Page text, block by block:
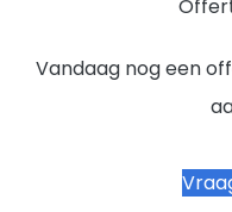
Vandaag nog een